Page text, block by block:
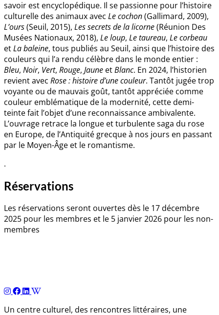
savoir est encyclopédique. Il se passionne pour l’histoire
culturelle des animaux avec Le cochon(Gallimard, 2009),
L’ours(Seuil, 2015), Les secrets de la licorne(Réunion Des
Musées Nationaux, 2018), Le loup, Le taureau, Le corbeau
etLa baleine, tous publiés au Seuil, ainsi que l’histoire des
couleurs qui l’a rendu célèbre dans le monde entier :
Bleu, Noir, Vert, Rouge, Jaune etBlanc. En 2024, l’historien
revient avec Rose : histoire d’une couleur. Tantôt jugée trop
voyante ou de mauvais goût, tantôt appréciée comme
couleur emblématique de la modernité, cette demi-
teinte fait l’objet d’une reconnaissance ambivalente.
L’ouvrage retrace la longue et turbulente saga du rose
en Europe, de l’Antiquité grecque à nos jours en passant
par le Moyen-Âge et le romantisme.
.
Réservations
Les réservations seront ouvertes dès le 17 décembre
2025 pour les membres et le 5 janvier 2026 pour les non-
membres
Un centre culturel, des rencontres littéraires, une